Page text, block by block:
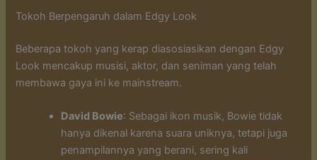
Tokoh Berpengaruh dalam Edgy Look
Beberapa tokoh yang kerap diasosiasikan dengan Edgy
Look mencakup musisi, aktor, dan seniman yang telah
membawa gaya ini ke mainstream.
David Bowie: Sebagai ikon musik, Bowie tidak
hanya dikenal karena suara uniknya, tetapi juga
penampilannya yang berani, sering kali